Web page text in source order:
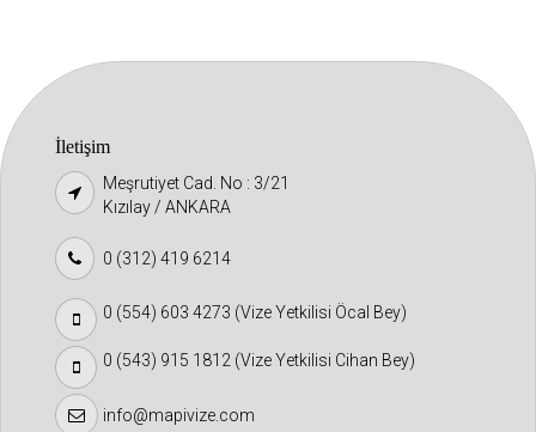
İletişim
Meşrutiyet Cad. No : 3/21
Kızılay / ANKARA
0 (312) 419 6214
0 (554) 603 4273 (Vize Yetkilisi Öcal Bey)
0 (543) 915 1812 (Vize Yetkilisi Cihan Bey)
info@mapivize.com